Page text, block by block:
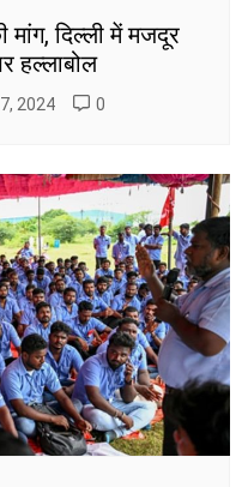
दिल्ली में मजदूर
हल्लाबोल
2024 0